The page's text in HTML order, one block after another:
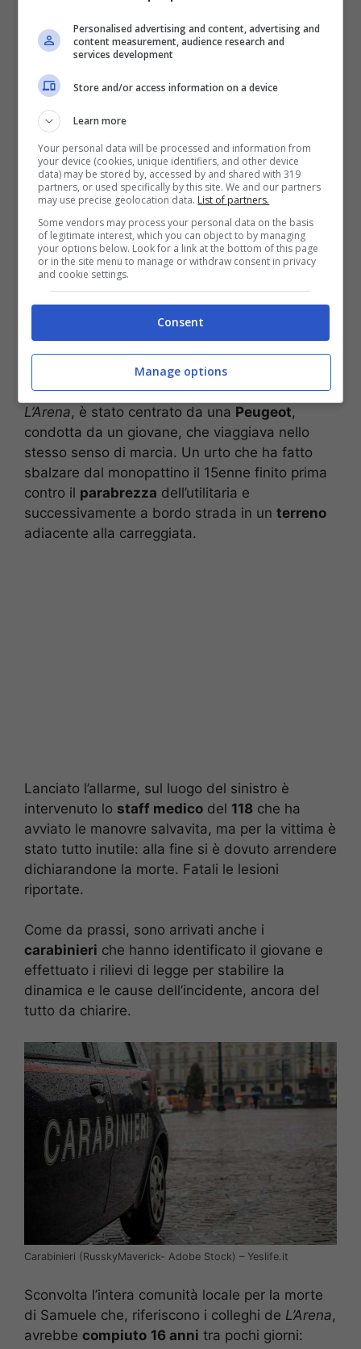
Auto contro un albero: morto un uomo,
grave il nipote 16enne
ha affrontato prima di morire”
Incidente mortale nella notte: Mario
muore a soli 23 anni
Aveva solo 15 anniSamuele Brognara, il
ragazzo che ieri sera,sabato 8 aprile, è rimasto
vittima di un incidente adOppeano, in provincia
di Verona.
Il ragazzo, residente aZevio, viaggiava a bordo
di un monopattino lungo via Isolo quando, per
cause ancora da chiarire, come riferisce
L’Arena, è stato centrato da una Peugeot,
condotta da un giovane, che viaggiava nello
stesso senso di marcia. Un urto che ha fatto
sbalzare dal monopattino il 15enne finito prima
contro il parabrezza dell’utilitaria e
successivamente a bordo strada in un terreno
adiacente alla carreggiata.
Lanciato l’allarme, sul luogo del sinistro è
intervenuto lo staff medico del 118 che ha
avviato le manovre salvavita, ma per la vittima è
stato tutto inutile: alla fine si è dovuto arrendere
dichiarandone la morte. Fatali le lesioni
riportate.
Come da prassi, sono arrivati anche i
carabinieri che hanno identificato il giovane e
effettuato i rilievi di legge per stabilire la
dinamica e le cause dell’incidente, ancora del
tutto da chiarire.
Carabinieri (RusskyMaverick- Adobe Stock) – Yeslife.it
Sconvolta l’intera comunità locale per la morte
di Samuele che, riferiscono i colleghi de L’Arena,
avrebbe compiuto 16 anni tra pochi giorni:
Personalised advertising and content, advertising and
content measurement, audience research and
services development
Store and/or access information on a device
Learn more
Your personal data will be processed and information from
your device (cookies, unique identifiers, and other device
data) may be stored by, accessed by and shared with 319
partners, or used specifically by this site. We and our partners
may use precise geolocation data. List of partners.
Some vendors may process your personal data on the basis
of legitimate interest, which you can object to by managing
your options below. Look for a link at the bottom of this page
or in the site menu to manage or withdraw consent in privacy
and cookie settings.
Consent
Manage options